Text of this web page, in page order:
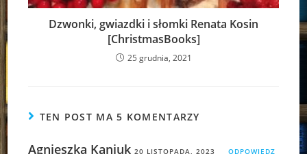
Dzwonki, gwiazdki i słomki Renata Kosin
[ChristmasBooks]
25 grudnia, 2021
TEN POST MA 5 KOMENTARZY
Agnieszka Kaniuk 20 LISTOPADA, 2023 ODPOWIEDZ